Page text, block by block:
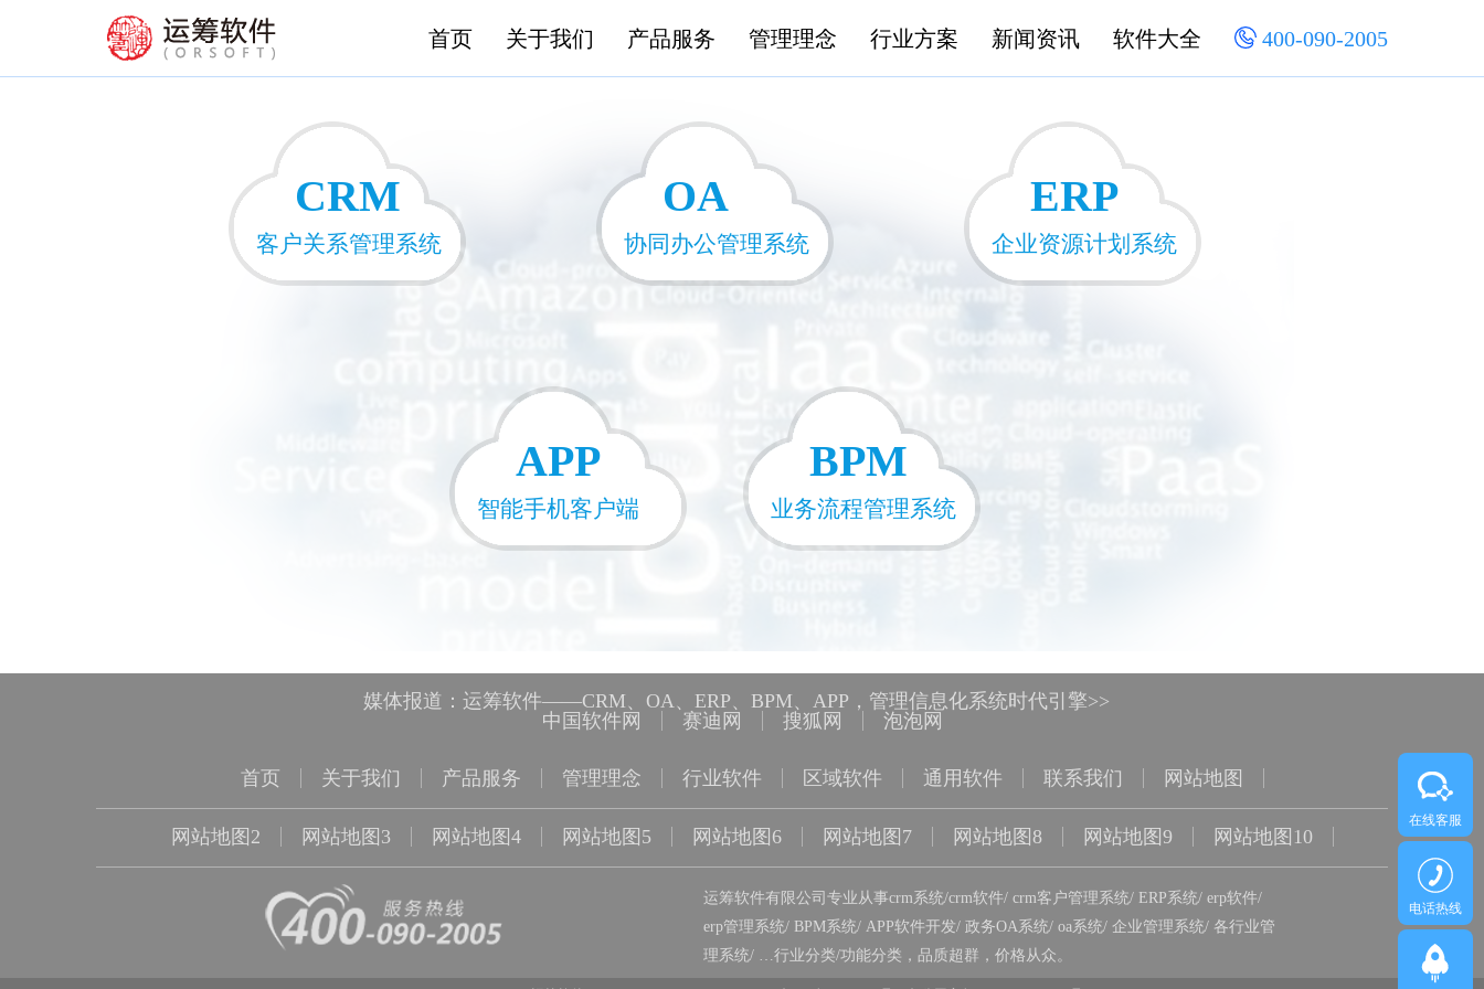
在线客服
电话热线
首页 关于我们 产品服务 管理理念 行业方案 新闻资讯 软件大全 400-090-2005
CRM
客户关系管理系统
OA
协同办公管理系统
ERP
企业资源计划系统
APP
智能手机客户端
BPM
业务流程管理系统
媒体报道：运筹软件——CRM、OA、ERP、BPM、APP，管理信息化系统时代引擎>>
中国软件网
赛迪网 搜狐网 泡泡网
首页 关于我们 产品服务 管理理念 行业软件 区域软件 通用软件 联系我们 网站地图
网站地图2 网站地图3 网站地图4 网站地图5 网站地图6 网站地图7 网站地图8 网站地图9 网站地图10
运筹软件有限公司专业从事crm系统/crm软件/ crm客户管理系统/ ERP系统/ erp软件/
erp管理系统/ BPM系统/ APP软件开发/ 政务OA系统/ oa系统/ 企业管理系统/ 各行业管
理系统/ …行业分类/功能分类 ，品质超群，价格从众。